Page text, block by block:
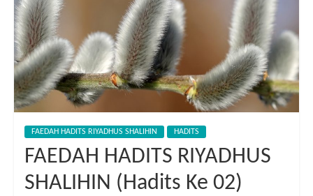
FAEDAH HADITS RIYADHUS SHALIHIN HADITS
FAEDAH HADITS RIYADHUS
SHALIHIN (Hadits Ke 02)